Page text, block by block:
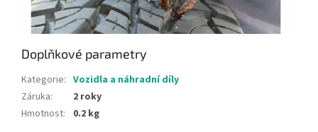
Doplňkové parametry
Kategorie: Vozidla a náhradní díly
Záruka:
2 roky
Hmotnost: 0.2 kg